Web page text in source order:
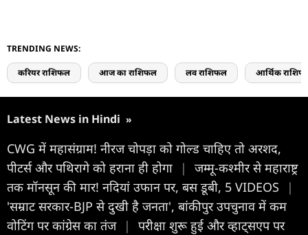
TRENDING NEWS:
करियर राशिफल आज का राशिफल लव राशिफल आर्थिक
Latest News in Hindi »
CWG में महासंग्राम! नीरज चोपड़ा को गोल्ड चाहिए तो अरशद,
पीटर्स और पथिरागे को हराना ही होगा
|
जम्मू-कश्मीर से महाराष्ट्र
तक मॉनसून की मार! नदियां उफान पर, बस डूबी, 5 VIDEOS
|
'सम्राट सरकार-BJP से दुखी है जनता', बांकीपुर उपचुनाव में कम
वोटिंग पर कांग्रेस का तंज |
परीक्षा शुरू हुई और व्हाट्सएप पर